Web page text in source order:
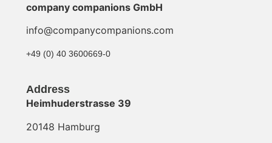
company companions GmbH
info@companycompanions.com
+49 (0) 40 3600669-0
Address
Heimhuderstrasse 39
20148 Hamburg